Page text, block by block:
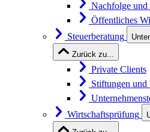
Nachfolge und
Öffentliches
Steuerberatung
Zurück zu...
Private Clients
Stiftungen und
Wirtschaftsprüfung